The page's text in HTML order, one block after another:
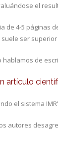
el
de 4-5 páginas
ser
hablamos de
artículo
el sistema
autores